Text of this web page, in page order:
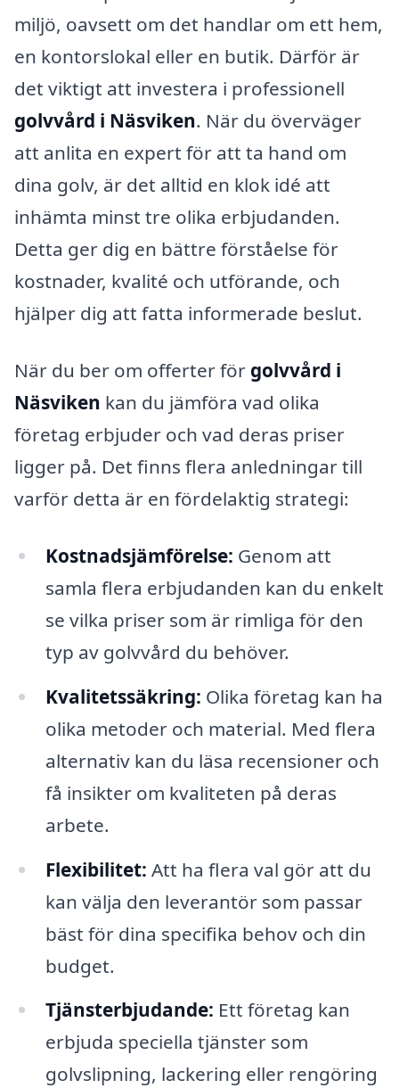
miljö, oavsett om det handlar om ett hem,
en kontorslokal eller en butik. Därför är
det viktigt att investera i professionell
golvvård i Näsviken. När du överväger
att anlita en expert för att ta hand om
dina golv, är det alltid en klok idé att
inhämta minst tre olika erbjudanden.
Detta ger dig en bättre förståelse för
kostnader, kvalité och utförande, och
hjälper dig att fatta informerade beslut.
När du ber om offerter för golvvård i
Näsviken kan du jämföra vad olika
företag erbjuder och vad deras priser
ligger på. Det finns flera anledningar till
varför detta är en fördelaktig strategi:
Kostnadsjämförelse: Genom att
samla flera erbjudanden kan du enkelt
se vilka priser som är rimliga för den
typ av golvvård du behöver.
Kvalitetssäkring: Olika företag kan ha
olika metoder och material. Med flera
alternativ kan du läsa recensioner och
få insikter om kvaliteten på deras
arbete.
Flexibilitet: Att ha flera val gör att du
kan välja den leverantör som passar
bäst för dina specifika behov och din
budget.
Tjänsterbjudande: Ett företag kan
erbjuda speciella tjänster som
golvslipning, lackering eller rengöring